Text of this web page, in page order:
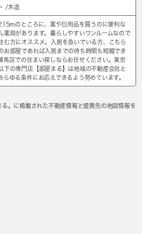
/木造
のところに、薬や日用品を買うのに便利な
薬局があります。暮らしやすいワンルームなので
む方にオススメ。入居を急いでいる方、こちら
お部屋であれば入居までの待ち時間も短縮でき
馬区での住まい探しならお任せください。東京
下の専門店【部屋まる】は地域の不動産会社と
らゆる条件にお応えできるよう努めています。
。に掲載された不動産情報と提携先の地図情報を